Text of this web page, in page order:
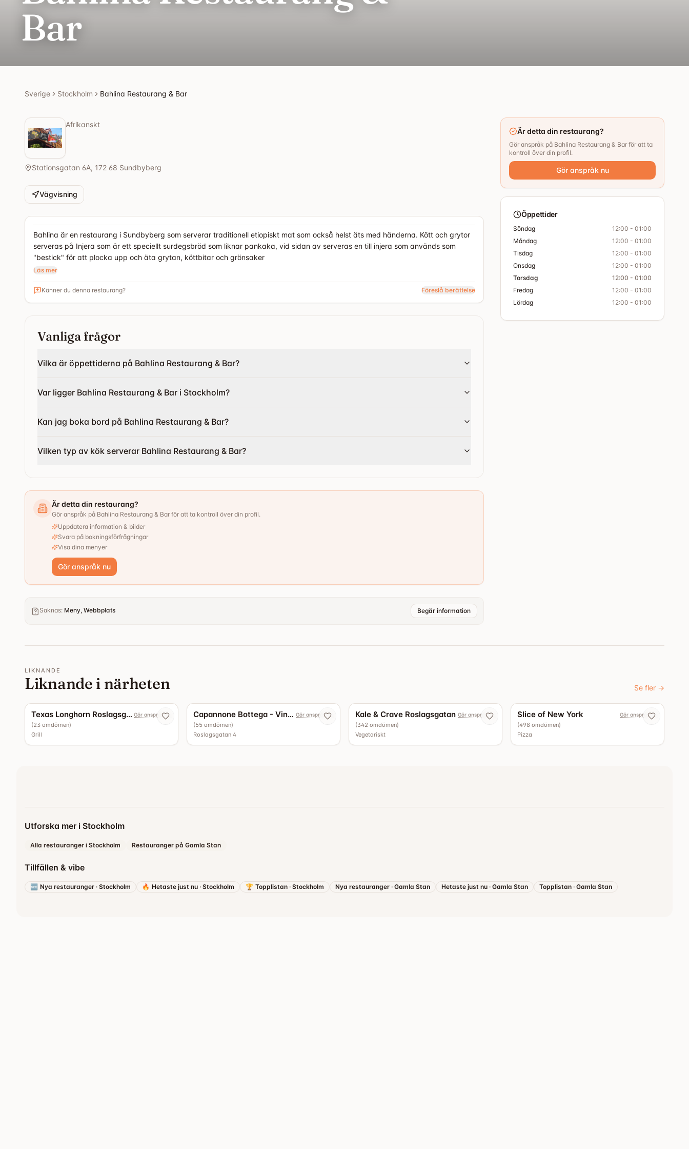
Bar
Sverige Stockholm Bahlina Restaurang & Bar
Afrikanskt
Stationsgatan 6A, 172 68 Sundbyberg
Vägvisning
Bahlina är en restaurang i Sundbyberg som serverar traditionell etiopiskt mat som också helst äts med händerna. Kött och grytor
serveras på Injera som är ett speciellt surdegsbröd som liknar pankaka, vid sidan av serveras en till injera som används som
"bestick" för att plocka upp och äta grytan, köttbitar och grönsaker
Läs mer
Känner du denna restaurang? Föreslå berättelse
Vanliga frågor
Vilka är öppettiderna på Bahlina Restaurang & Bar?
Var ligger Bahlina Restaurang & Bar i Stockholm?
Kan jag boka bord på Bahlina Restaurang & Bar?
Vilken typ av kök serverar Bahlina Restaurang & Bar?
Är detta din restaurang?
Gör anspråk på Bahlina Restaurang & Bar för att ta kontroll över din profil.
Uppdatera information & bilder
Svara på bokningsförfrågningar
Visa dina menyer
Gör anspråk nu
Saknas: Meny, Webbplats Begär information
Är detta din restaurang?
Gör anspråk på Bahlina Restaurang & Bar för att ta
kontroll över din profil.
Gör anspråk nu
Öppettider
Söndag
12:00 - 01:00
Måndag
12:00 - 01:00
Tisdag
12:00 - 01:00
Onsdag
12:00 - 01:00
Torsdag
12:00 - 01:00
Fredag
12:00 - 01:00
Lördag
12:00 - 01:00
LIKNANDE
Liknande i närheten Se fler →
Texas Longhorn Roslagsgatan Gör anspråk nu
(23 omdömen)
Grill
Capannone Bottega - Vinbar Gör anspråk nu
(55 omdömen)
Roslagsgatan 4
Kale & Crave Roslagsgatan Gör anspråk nu
(342 omdömen)
Vegetariskt
Slice of New York Gör anspråk nu
(498 omdömen)
Pizza
Utforska mer i Stockholm
Alla restauranger i Stockholm Restauranger på Gamla Stan
Tillfällen & vibe
🆕 Nya restauranger · Stockholm 🔥 Hetaste just nu · Stockholm 🏆 Topplistan · Stockholm Nya restauranger · Gamla Stan Hetaste just nu · Gamla Stan Topplistan · Gamla Stan